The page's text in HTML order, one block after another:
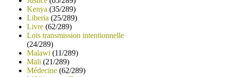
Kenya (35/289)
Liberia (25/289)
Livre (62/289)
Lois transmission intentionnelle
(24/289)
Malawi (11/289)
Mali (21/289)
Médecine (62/289)